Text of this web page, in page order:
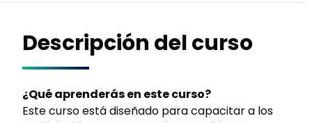
Descripción del curso
¿Qué aprenderás en este curso?
Este curso está diseñado para capacitar a los